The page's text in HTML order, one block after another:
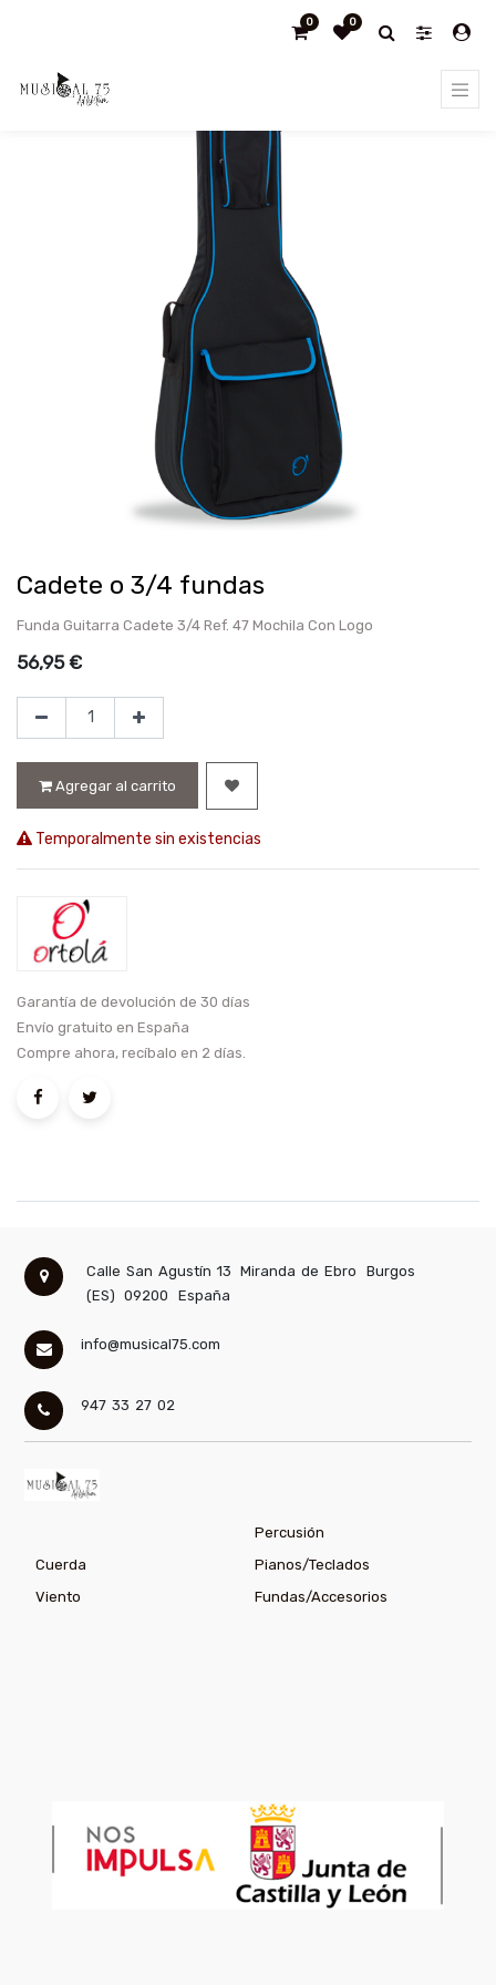
0 0
Cadete o 3/4 fundas
Funda Guitarra Cadete 3/4 Ref. 47 Mochila Con Logo
56,95€
Agregar al carrito
Temporalmente sin existencias
Garantía de devolución de 30 días
Envío gratuito en España
Compre ahora, recíbalo en 2 días.
Calle San Agustín 13 Miranda de Ebro
Burgos
(ES)
09200 España
info@musical75.com
947 33 27 02
Percusión
Cuerda
Pianos/Teclados
Viento
Fundas/Accesorios